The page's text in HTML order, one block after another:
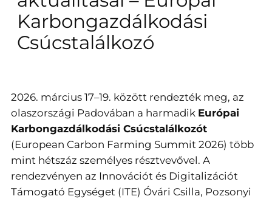
Karbongazdálkodási
Csúcstalálkozó
2026. március 17–19. között rendezték meg, az
olaszországi Padovában a harmadik Európai
Karbongazdálkodási Csúcstalálkozót
(European Carbon Farming Summit 2026) több
mint hétszáz személyes résztvevővel. A
rendezvényen az Innovációt és Digitalizációt
Támogató Egységet (ITE) Óvári Csilla, Pozsonyi